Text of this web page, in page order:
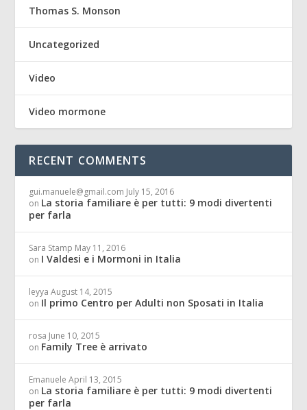
Thomas S. Monson
Uncategorized
Video
Video mormone
RECENT COMMENTS
gui.manuele@gmail.com July 15, 2016
on La storia familiare è per tutti: 9 modi divertenti
per farla
Sara Stamp May 11, 2016
on I Valdesi e i Mormoni in Italia
leyya August 14, 2015
on Il primo Centro per Adulti non Sposati in Italia
rosa June 10, 2015
on Family Tree è arrivato
Emanuele April 13, 2015
on La storia familiare è per tutti: 9 modi divertenti
per farla